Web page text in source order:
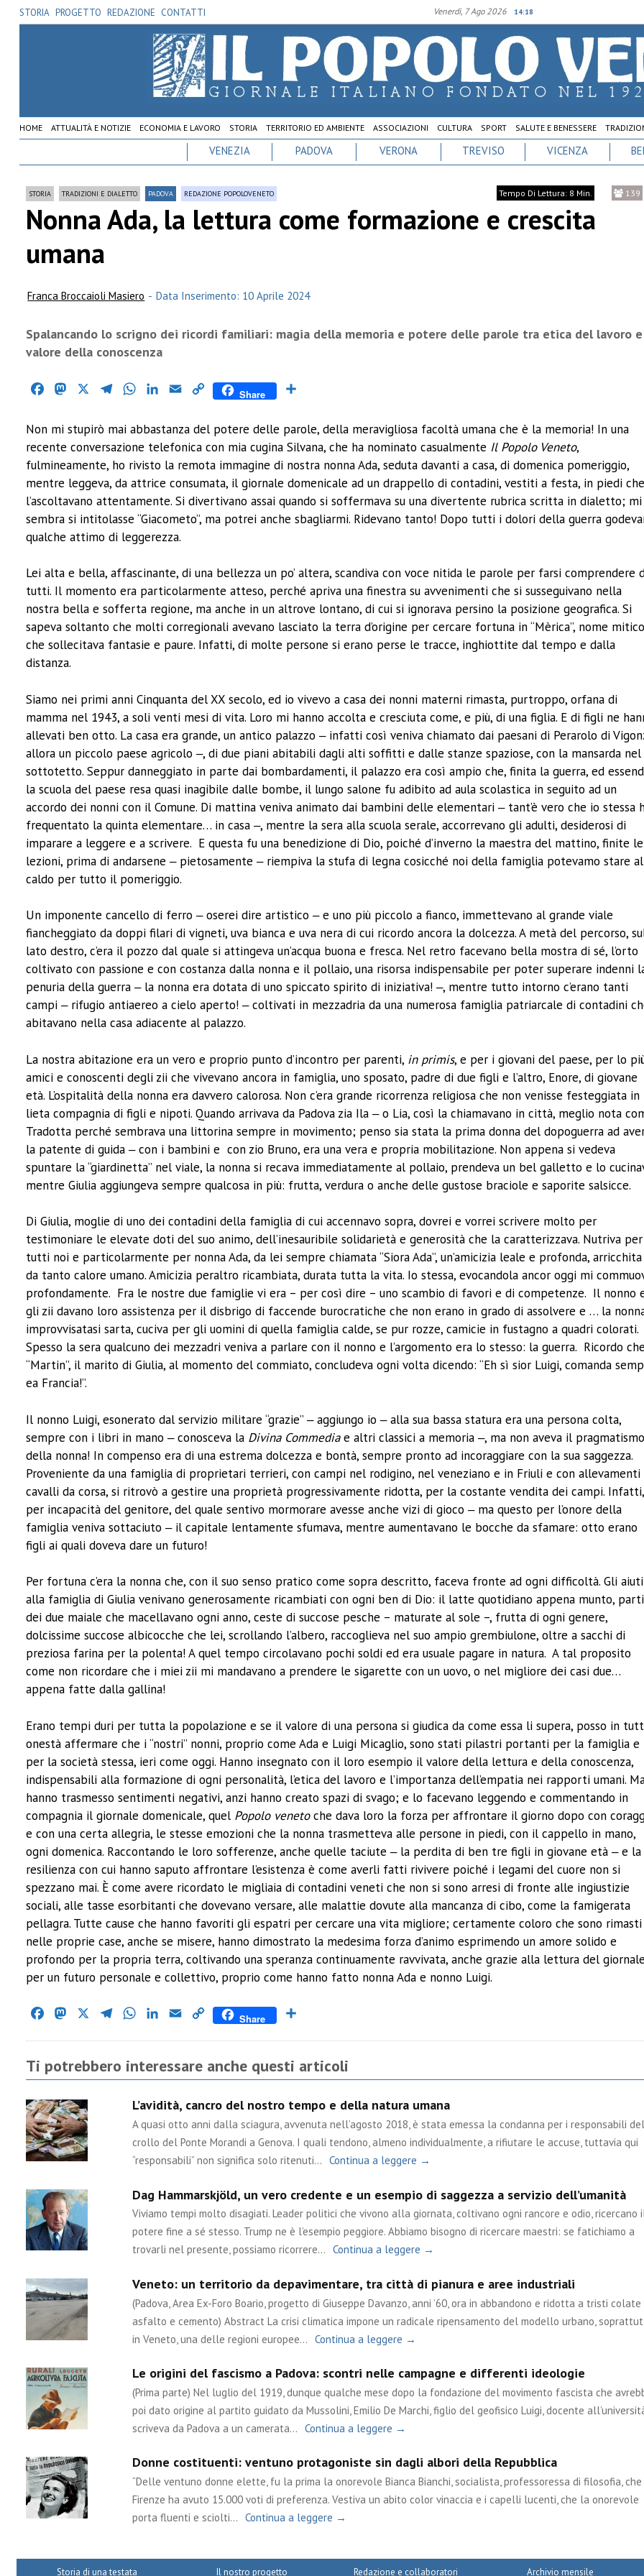
STORIA PROGETTO REDAZIONE CONTATTI Venerdì, 7 Ago 2026 14:18
HOME ATTUALITÀ E NOTIZIE ECONOMIA E LAVORO STORIA TERRITORIO ED AMBIENTE ASSOCIAZIONI CULTURA SPORT SALUTE E BENESSERE
VENEZIA PADOVA VERONA TREVISO VICENZA
STORIA TRADIZIONI E DIALETTO PADOVA REDAZIONE POPOLOVENETO Tempo Di Lettura: 8 Min. 139
Nonna Ada, la lettura come formazione e crescita
umana
Franca Broccaioli Masiero - Data Inserimento: 10 Aprile 2024
Spalancando lo scrigno dei ricordi familiari: magia della memoria e potere delle parole tra etica del lavoro e
valore della conoscenza
FacebookMastodon TelegramWhatsAppLinkedIn
Email Copy
Share
Non mi stupirò mai abbastanza del potere delle parole, della meravigliosa facoltà umana che è la memoria! In una
recente conversazione telefonica con mia cugina Silvana, che ha nominato casualmente Il Popolo Veneto,
fulmineamente, ho rivisto la remota immagine di nostra nonna Ada, seduta davanti a casa, di domenica pomeriggio,
mentre leggeva, da attrice consumata, il giornale domenicale ad un drappello di contadini, vestiti a festa, in piedi che
l’ascoltavano attentamente. Si divertivano assai quando si soffermava su una divertente rubrica scritta in dialetto; mi
sembra si intitolasse “Giacometo”, ma potrei anche sbagliarmi. Ridevano tanto! Dopo tutti i dolori della guerra
qualche attimo di leggerezza.
Lei alta e bella, affascinante, di una bellezza un po’ altera, scandiva con voce nitida le parole per farsi comprendere
tutti. Il momento era particolarmente atteso, perché apriva una finestra su avvenimenti che si susseguivano nella
nostra bella e sofferta regione, ma anche in un altrove lontano, di cui si ignorava persino la posizione geografica. Si
sapeva soltanto che molti corregionali avevano lasciato la terra d’origine per cercare fortuna in “Mèrica”, nome mitico
che sollecitava fantasie e paure. Infatti, di molte persone si erano perse le tracce, inghiottite dal tempo e dalla
distanza.
Siamo nei primi anni Cinquanta del XX secolo, ed io vivevo a casa dei nonni materni rimasta, purtroppo, orfana di
mamma nel 1943, a soli venti mesi di vita. Loro mi hanno accolta e cresciuta come, e più, di una figlia. E di figli ne
allevati ben otto. La casa era grande, un antico palazzo ‒ infatti così veniva chiamato dai paesani di Perarolo di
allora un piccolo paese agricolo ‒, di due piani abitabili dagli alti soffitti e dalle stanze spaziose, con la mansarda nel
sottotetto. Seppur danneggiato in parte dai bombardamenti, il palazzo era così ampio che, finita la guerra, ed
la scuola del paese resa quasi inagibile dalle bombe, il lungo salone fu adibito ad aula scolastica in seguito ad un
accordo dei nonni con il Comune. Di mattina veniva animato dai bambini delle elementari ‒ tant’è vero che io stessa
frequentato la quinta elementare… in casa ‒, mentre la sera alla scuola serale, accorrevano gli adulti, desiderosi di
imparare a leggere e a scrivere. E questa fu una benedizione di Dio, poiché d’inverno la maestra del mattino, finite le
lezioni, prima di andarsene ‒ pietosamente ‒ riempiva la stufa di legna cosicché noi della famiglia potevamo stare al
caldo per tutto il pomeriggio.
Un imponente cancello di ferro ‒ oserei dire artistico ‒ e uno più piccolo a fianco, immettevano al grande viale
fiancheggiato da doppi filari di vigneti, uva bianca e uva nera di cui ricordo ancora la dolcezza. A metà del percorso,
lato destro, c’era il pozzo dal quale si attingeva un’acqua buona e fresca. Nel retro facevano bella mostra di sé, l’orto
coltivato con passione e con costanza dalla nonna e il pollaio, una risorsa indispensabile per poter superare indenni
penuria della guerra ‒ la nonna era dotata di uno spiccato spirito di iniziativa! ‒, mentre tutto intorno c’erano tanti
campi ‒ rifugio antiaereo a cielo aperto! ‒ coltivati in mezzadria da una numerosa famiglia patriarcale di contadini
abitavano nella casa adiacente al palazzo.
La nostra abitazione era un vero e proprio punto d’incontro per parenti, in primis, e per i giovani del paese, per lo
amici e conoscenti degli zii che vivevano ancora in famiglia, uno sposato, padre di due figli e l’altro, Enore, di giovane
età. L’ospitalità della nonna era davvero calorosa. Non c’era grande ricorrenza religiosa che non venisse festeggiata in
lieta compagnia di figli e nipoti. Quando arrivava da Padova zia Ila ‒ o Lia, così la chiamavano in città, meglio nota
Tradotta perché sembrava una littorina sempre in movimento; penso sia stata la prima donna del dopoguerra ad
la patente di guida ‒ con i bambini e con zio Bruno, era una vera e propria mobilitazione. Non appena si vedeva
spuntare la “giardinetta” nel viale, la nonna si recava immediatamente al pollaio, prendeva un bel galletto e lo
mentre Giulia aggiungeva sempre qualcosa in più: frutta, verdura o anche delle gustose braciole e saporite salsicce.
Di Giulia, moglie di uno dei contadini della famiglia di cui accennavo sopra, dovrei e vorrei scrivere molto per
testimoniare le elevate doti del suo animo, dell’inesauribile solidarietà e generosità che la caratterizzava. Nutriva per
tutti noi e particolarmente per nonna Ada, da lei sempre chiamata “Siora Ada”, un’amicizia leale e profonda, arricchita
da tanto calore umano. Amicizia peraltro ricambiata, durata tutta la vita. Io stessa, evocandola ancor oggi mi
profondamente. Fra le nostre due famiglie vi era – per così dire – uno scambio di favori e di competenze. Il nonno
gli zii davano loro assistenza per il disbrigo di faccende burocratiche che non erano in grado di assolvere e … la
improvvisatasi sarta, cuciva per gli uomini di quella famiglia calde, se pur rozze, camicie in fustagno a quadri colorati.
Spesso la sera qualcuno dei mezzadri veniva a parlare con il nonno e l’argomento era lo stesso: la guerra. Ricordo che
“Martin”, il marito di Giulia, al momento del commiato, concludeva ogni volta dicendo: “Eh sì sior Luigi, comanda
ea Francia!”.
Il nonno Luigi, esonerato dal servizio militare “grazie” ‒ aggiungo io ‒ alla sua bassa statura era una persona colta,
sempre con i libri in mano ‒ conosceva la Divina Commediae altri classici a memoria ‒, ma non aveva il pragmatismo
della nonna! In compenso era di una estrema dolcezza e bontà, sempre pronto ad incoraggiare con la sua saggezza.
Proveniente da una famiglia di proprietari terrieri, con campi nel rodigino, nel veneziano e in Friuli e con allevamenti
cavalli da corsa, si ritrovò a gestire una proprietà progressivamente ridotta, per la costante vendita dei campi. Infatti,
per incapacità del genitore, del quale sentivo mormorare avesse anche vizi di gioco ‒ ma questo per l’onore della
famiglia veniva sottaciuto ‒ il capitale lentamente sfumava, mentre aumentavano le bocche da sfamare: otto erano
figli ai quali doveva dare un futuro!
Per fortuna c’era la nonna che, con il suo senso pratico come sopra descritto, faceva fronte ad ogni difficoltà. Gli aiuti
alla famiglia di Giulia venivano generosamente ricambiati con ogni ben di Dio: il latte quotidiano appena munto, parti
dei due maiale che macellavano ogni anno, ceste di succose pesche – maturate al sole –, frutta di ogni genere,
dolcissime succose albicocche che lei, scrollando l’albero, raccoglieva nel suo ampio grembiulone, oltre a sacchi di
preziosa farina per la polenta! A quel tempo circolavano pochi soldi ed era usuale pagare in natura. A tal proposito
come non ricordare che i miei zii mi mandavano a prendere le sigarette con un uovo, o nel migliore dei casi due…
appena fatte dalla gallina!
Erano tempi duri per tutta la popolazione e se il valore di una persona si giudica da come essa li supera, posso in
onestà affermare che i “nostri” nonni, proprio come Ada e Luigi Micaglio, sono stati pilastri portanti per la famiglia e
per la società stessa, ieri come oggi. Hanno insegnato con il loro esempio il valore della lettura e della conoscenza,
indispensabili alla formazione di ogni personalità, l’etica del lavoro e l’importanza dell’empatia nei rapporti umani.
hanno trasmesso sentimenti negativi, anzi hanno creato spazi di svago; e lo facevano leggendo e commentando in
compagnia il giornale domenicale, quel Popolo venetoche dava loro la forza per affrontare il giorno dopo con
e con una certa allegria, le stesse emozioni che la nonna trasmetteva alle persone in piedi, con il cappello in mano,
ogni domenica. Raccontando le loro sofferenze, anche quelle taciute ‒ la perdita di ben tre figli in giovane età ‒ e la
resilienza con cui hanno saputo affrontare l’esistenza è come averli fatti rivivere poiché i legami del cuore non si
spezzano mai. È come avere ricordato le migliaia di contadini veneti che non si sono arresi di fronte alle ingiustizie
sociali, alle tasse esorbitanti che dovevano versare, alle malattie dovute alla mancanza di cibo, come la famigerata
pellagra. Tutte cause che hanno favoriti gli espatri per cercare una vita migliore; certamente coloro che sono rimasti
nelle proprie case, anche se misere, hanno dimostrato la medesima forza d’animo esprimendo un amore solido e
profondo per la propria terra, coltivando una speranza continuamente ravvivata, anche grazie alla lettura del
per un futuro personale e collettivo, proprio come hanno fatto nonna Ada e nonno Luigi.
FacebookMastodon TelegramWhatsAppLinkedIn
Email Copy
Share
Ti potrebbero interessare anche questi articoli
L’avidità, cancro del nostro tempo e della natura umana
A quasi otto anni dalla sciagura, avvenuta nell’agosto 2018, è stata emessa la condanna per i responsabili del
crollo del Ponte Morandi a Genova. I quali tendono, almeno individualmente, a rifiutare le accuse, tuttavia qui
“responsabili” non significa solo ritenuti… Continua a leggere →
Dag Hammarskjöld, un vero credente e un esempio di saggezza a servizio dell’umanità
Viviamo tempi molto disagiati. Leader politici che vivono alla giornata, coltivano ogni rancore e odio, ricercano
potere fine a sé stesso. Trump ne è l’esempio peggiore. Abbiamo bisogno di ricercare maestri: se fatichiamo a
trovarli nel presente, possiamo ricorrere… Continua a leggere →
Veneto: un territorio da depavimentare, tra città di pianura e aree industriali
(Padova, Area Ex-Foro Boario, progetto di Giuseppe Davanzo, anni ’60, ora in abbandono e ridotta a tristi colate
asfalto e cemento) Abstract La crisi climatica impone un radicale ripensamento del modello urbano,
in Veneto, una delle regioni europee… Continua a leggere →
Le origini del fascismo a Padova: scontri nelle campagne e differenti ideologie
(Prima parte) Nel luglio del 1919, dunque qualche mese dopo la fondazione del movimento fascista che
poi dato origine al partito guidato da Mussolini, Emilio De Marchi, figlio del geofisico Luigi, docente
scriveva da Padova a un camerata… Continua a leggere →
Donne costituenti: ventuno protagoniste sin dagli albori della Repubblica
“Delle ventuno donne elette, fu la prima la onorevole Bianca Bianchi, socialista, professoressa di filosofia, che
Firenze ha avuto 15.000 voti di preferenza. Vestiva un abito color vinaccia e i capelli lucenti, che la onorevole
porta fluenti e sciolti… Continua a leggere →
Storia di una testata Il nostro progetto Redazione e collaboratori Archivio mensile